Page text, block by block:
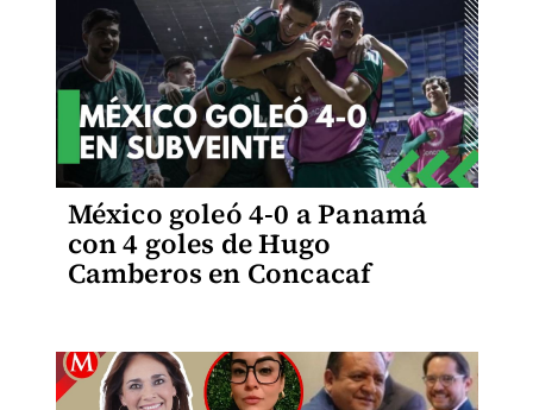
México goleó 4-0 a Panamá
con 4 goles de Hugo
Camberos en Concacaf